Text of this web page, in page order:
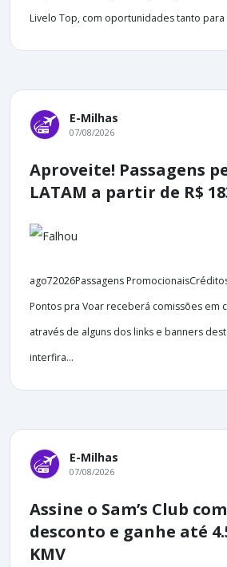
Livelo Top, com oportunidades tanto para
E-Milhas
07/08/2026
Aproveite! Passagens
LATAM a partir de R$
ago72026Passagens
Pontos pra Voar receberá comissões em
através de alguns dos links e banners
interfira...
E-Milhas
07/08/2026
Assine o Sam’s Club
desconto e ganhe até
KMV